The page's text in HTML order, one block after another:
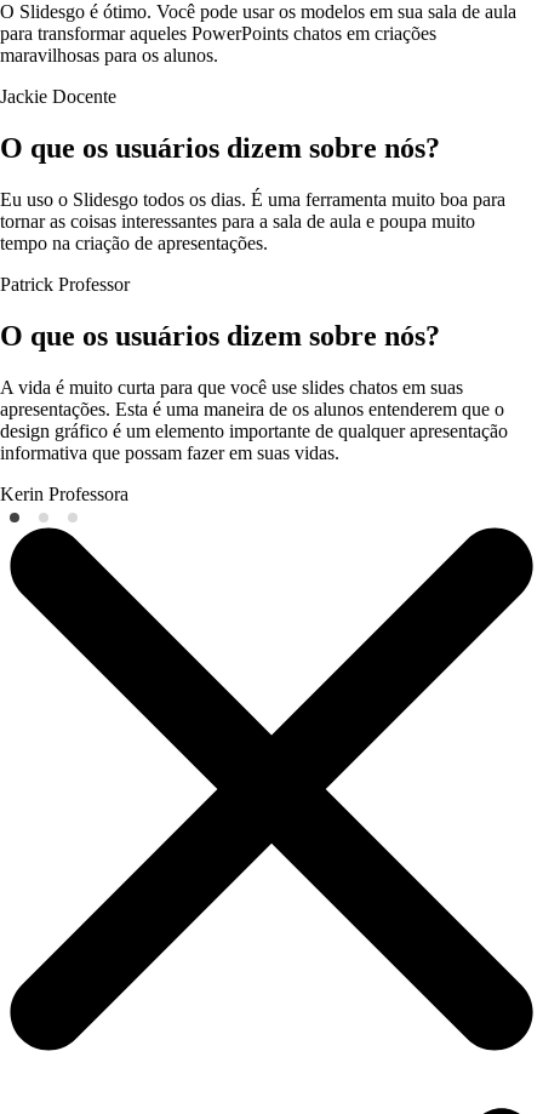
O Slidesgo é ótimo. Você pode usar os modelos em sua sala de aula
para transformar aqueles PowerPoints chatos em criações
maravilhosas para os alunos.
Jackie Docente
O que os usuários dizem sobre nós?
Eu uso o Slidesgo todos os dias. É uma ferramenta muito boa para
tornar as coisas interessantes para a sala de aula e poupa muito
tempo na criação de apresentações.
Patrick Professor
O que os usuários dizem sobre nós?
A vida é muito curta para que você use slides chatos em suas
apresentações. Esta é uma maneira de os alunos entenderem que o
design gráfico é um elemento importante de qualquer apresentação
informativa que possam fazer em suas vidas.
Kerin Professora